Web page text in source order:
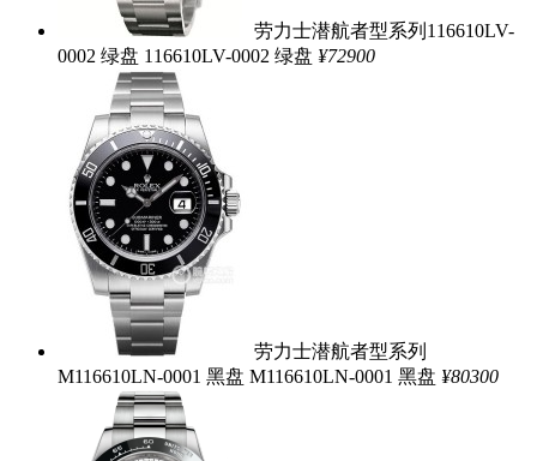
劳力士潜航者型系列116610LV-
0002 绿盘 116610LV-0002 绿盘 ¥72900
劳力士潜航者型系列
M116610LN-0001 黑盘 M116610LN-0001 黑盘 ¥80300